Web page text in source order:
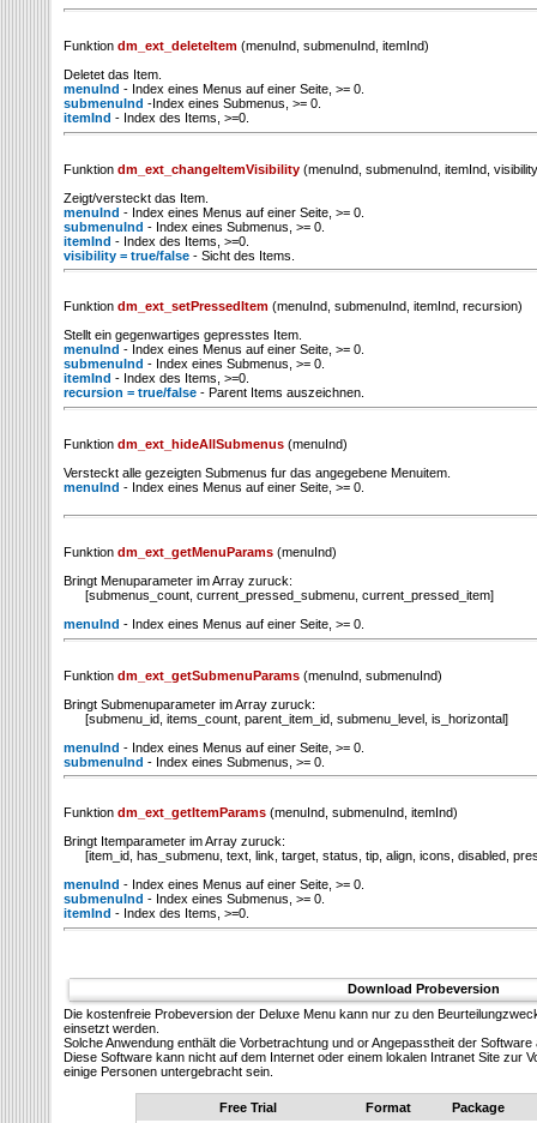
Funktion dm_ext_deleteItem (menuInd, submenuInd, itemInd)
Deletet das Item.
menuInd - Index eines Menus auf einer Seite, >= 0.
submenuInd -Index eines Submenus, >= 0.
itemInd - Index des Items, >=0.
Funktion dm_ext_changeItemVisibility (menuInd, submenuInd, itemInd,
Zeigt/versteckt das Item.
menuInd - Index eines Menus auf einer Seite, >= 0.
submenuInd - Index eines Submenus, >= 0.
itemInd - Index des Items, >=0.
visibility = true/false - Sicht des Items.
Funktion dm_ext_setPressedItem (menuInd, submenuInd, itemInd, recursion)
Stellt ein gegenwartiges gepresstes Item.
menuInd - Index eines Menus auf einer Seite, >= 0.
submenuInd - Index eines Submenus, >= 0.
itemInd - Index des Items, >=0.
recursion = true/false - Parent Items auszeichnen.
Funktion dm_ext_hideAllSubmenus (menuInd)
Versteckt alle gezeigten Submenus fur das angegebene Menuitem.
menuInd - Index eines Menus auf einer Seite, >= 0.
Funktion dm_ext_getMenuParams (menuInd)
Bringt Menuparameter im Array zuruck:
[submenus_count, current_pressed_submenu, current_pressed_item]
menuInd - Index eines Menus auf einer Seite, >= 0.
Funktion dm_ext_getSubmenuParams (menuInd, submenuInd)
Bringt Submenuparameter im Array zuruck:
[submenu_id, items_count, parent_item_id, submenu_level, is_horizontal]
menuInd - Index eines Menus auf einer Seite, >= 0.
submenuInd - Index eines Submenus, >= 0.
Funktion dm_ext_getItemParams (menuInd, submenuInd, itemInd)
Bringt Itemparameter im Array zuruck:
[item_id, has_submenu, text, link, target, status, tip, align, icons, disabled,
menuInd - Index eines Menus auf einer Seite, >= 0.
submenuInd - Index eines Submenus, >= 0.
itemInd - Index des Items, >=0.
Download Probeversion
Die kostenfreie Probeversion der Deluxe Menu kann nur zu den
einsetzt werden.
Solсhe Anwendung enthält die Vorbetrachtung und or Angepasstheit der
Diese Software kann nicht auf dem Internet oder einem lokalen Intranet Site zur
einige Personen untergebracht sein.
Free Trial Format Package